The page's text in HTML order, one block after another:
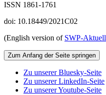
ISSN 1861-1761
doi: 10.18449/2021C02
(English version of SWP‑Aktuell
Zum Anfang der Seite springen
Zu unserer Bluesky-Seite
Zu unserer LinkedIn-Seite
Zu unserer Youtube-Seite